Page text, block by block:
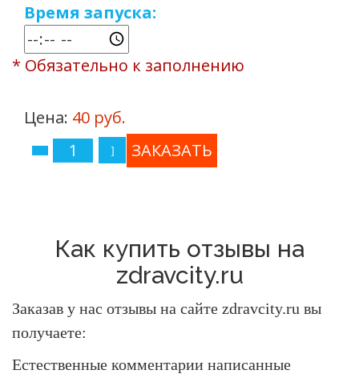
Время запуска:
* Обязательно к заполнению
Цена: 40 руб.
Как купить отзывы на
zdravcity.ru
Заказав у нас отзывы на сайте zdravcity.ru вы
получаете:
Естественные комментарии написанные